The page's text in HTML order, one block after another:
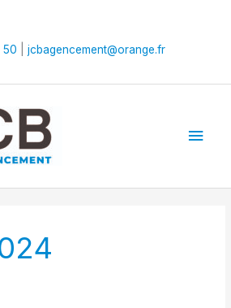
50 jcbagencement@orange.fr